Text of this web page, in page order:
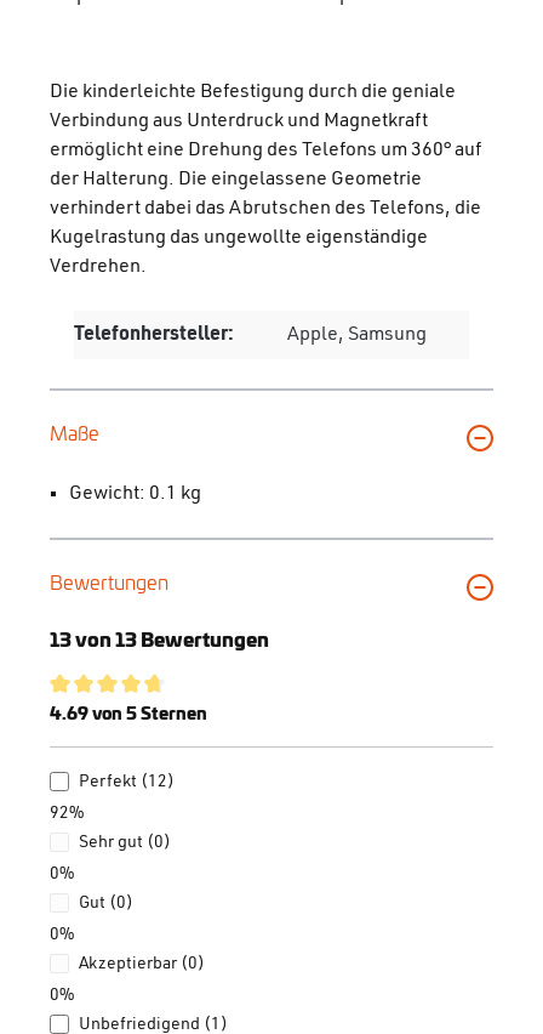
Die kinderleichte Befestigung durch die geniale
Verbindung aus Unterdruck und Magnetkraft
ermöglicht eine Drehung des Telefons um 360° auf
der Halterung. Die eingelassene Geometrie
verhindert dabei das Abrutschen des Telefons, die
Kugelrastung das ungewollte eigenständige
Verdrehen.
Telefonhersteller: Apple, Samsung
Maße
Gewicht: 0.1 kg
Bewertungen
13 von 13 Bewertungen
Durchschnittliche Bewertung von 4.69 von 5 Sternen
4.69 von 5 Sternen
Perfekt (12)
92%
Sehr gut (0)
0%
Gut (0)
0%
Akzeptierbar (0)
0%
Unbefriedigend (1)